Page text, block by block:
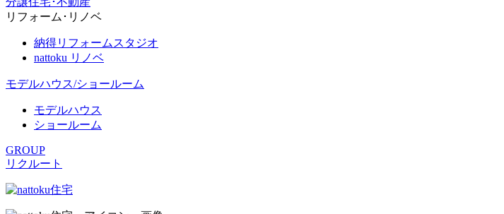
リフォーム･リノベ
納得リフォームスタジオ
nattoku リノベ
モデルハウス/ショールーム
モデルハウス
ショールーム
GROUP
リクルート